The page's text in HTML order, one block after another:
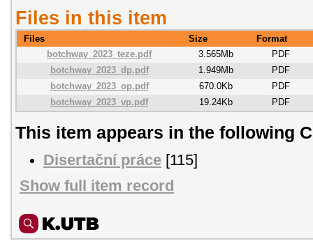
Files in this item
Files Size
Format
botchway_2023_teze.pdf
3.565Mb
PDF
botchway_2023_dp.pdf
1.949Mb
PDF
botchway_2023_op.pdf
670.0Kb
PDF
botchway_2023_vp.pdf
19.24Kb PDF
This item appears in the following
Disertační práce [115]
Show full item record